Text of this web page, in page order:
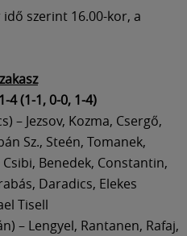
szerint 16.00-kor, a
4 (1-1, 0-0, 1-4)
– Jezsov, Kozma, Csergő,
Sz., Steén, Tomanek,
Benedek, Constantin,
Daradics, Elekes
Tisell
– Lengyel, Rantanen, Rafaj,